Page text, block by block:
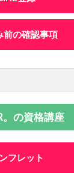
前の確認事項
。の資格講座
フレット